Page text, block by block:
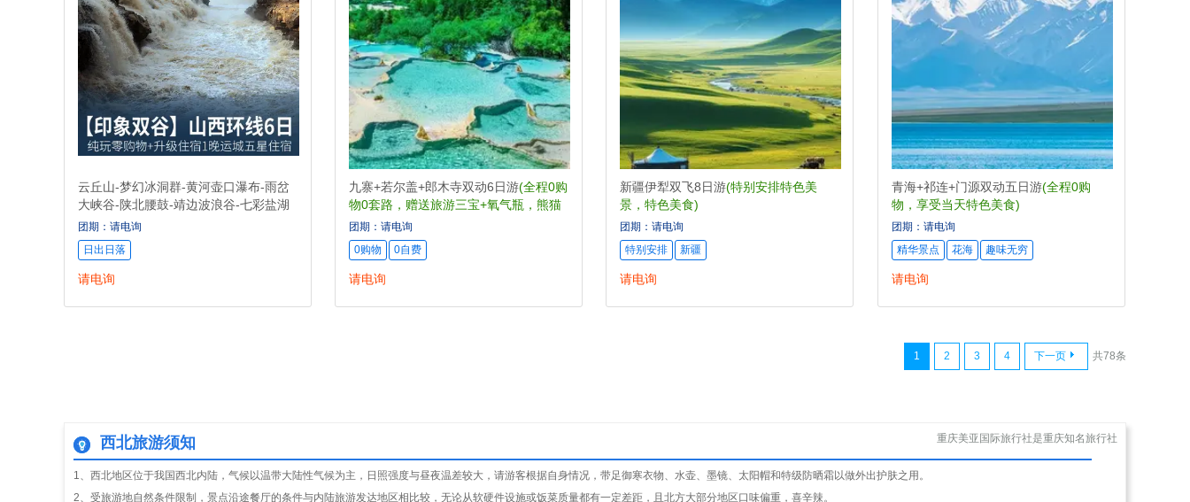
云丘山-梦幻冰洞群-黄河壶口瀑布-雨岔
大峡谷-陕北腰鼓-靖边波浪谷-七彩盐湖
双高6日(每年3-11月，是晋北最舒服的
季节，不超过28度的夏天，清凉避暑好
去处。)
团期：请电询
日出日落
请电询
九寨+若尔盖+郎木寺双动6日游(全程0购
物0套路，赠送旅游三宝+氧气瓶，熊猫
公仔)
团期：请电询
0购物
0自费
请电询
新疆伊犁双飞8日游(特别安排特色美
景，特色美食)
团期：请电询
特别安排
新疆
请电询
青海+祁连+门源双动五日游(全程0购
物，享受当天特色美食)
团期：请电询
精华景点
花海 趣味无穷
请电询
共78条
1 2 3 4 下一页
重庆美亚国际旅行社是重庆知名旅行社
西北旅游须知
1、西北地区位于我国西北内陆，气候以温带大陆性气候为主，日照强度与昼夜温差较大，请游客根据自身情况，带足御寒衣物、水壶、墨镜、太阳帽和特级防晒霜以做外出护肤之用。
2、受旅游地自然条件限制，景点沿途餐厅的条件与内陆旅游发达地区相比较，无论从软硬件设施或饭菜质量都有一定差距，且北方大部分地区口味偏重，喜辛辣。